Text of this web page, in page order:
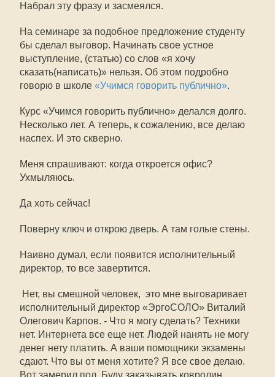
Набрал эту фразу и засмеялся.
На семинаре за подобное предложение студенту
бы сделал выговор. Начинать свое устное
выступление, (статью) со слов «я хочу
сказать(написать)» нельзя. Об этом подробно
говорю в школе «Учимся говорить публично».
Курс «Учимся говорить публично» делался долго.
Несколько лет. А теперь, к сожалению, все делаю
наспех. И это скверно.
Меня спрашивают: когда откроется офис?
Ухмыляюсь.
Да хоть сейчас!
Поверну ключ и открою дверь. А там голые стены.
Наивно думал, если появится исполнительный
директор, то все завертится.
 Нет, вы смешной человек,  это мне выговаривает
исполнительный директор «ЭргоСОЛО» Виталий
Олегович Карпов. - Что я могу сделать? Техники
нет. Интернета все еще нет. Людей нанять не могу 
денег нету платить. А ваши помощники экзамены
сдают. Что вы от меня хотите? Я все свое делаю.
Вот замерил пол. Буду заказывать ковролин.